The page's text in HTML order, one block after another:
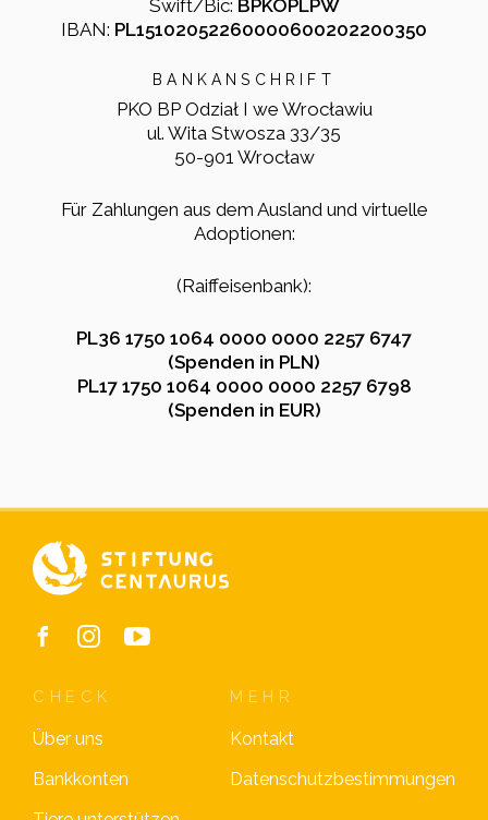
Swift/Bic: BPKOPLPW
IBAN: PL15102052260000600202200350
BANKANSCHRIFT
PKO BP Odział I we Wrocławiu
ul. Wita Stwosza 33/35
50-901 Wrocław
Für Zahlungen aus dem Ausland und virtuelle
Adoptionen:
(Raiffeisenbank):
PL36 1750 1064 0000 0000 2257 6747
(Spenden in PLN)
PL17 1750 1064 0000 0000 2257 6798
(Spenden in EUR)
CHECK
Über uns
Bankkonten
MEHR
Kontakt
Datenschutzbestimmungen